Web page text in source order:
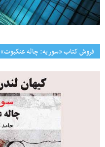
فروش کتاب «سوریه: چاله عنکبوت»